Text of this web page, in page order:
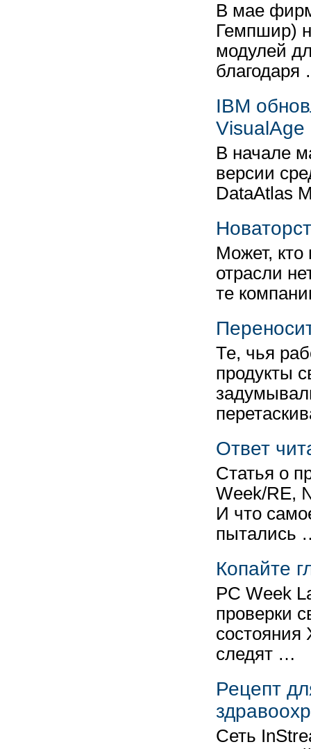
В мае
Гемпшир)
модулей
IBM
VisualAge
В начале
версии
DataAtlas
Может, кто
отрасли
те
Те, чья
продукты
Ответ
Статья о
Week/RE,
И что
пытались
Копайте
PC Week
проверки
состояния
следят …
Рецепт
Сеть